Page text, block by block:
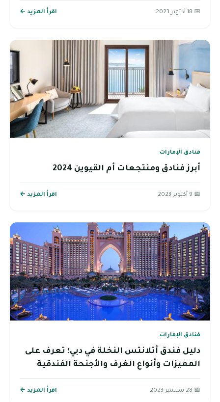
📅 18 أكتوبر 2023 اقرأ المزيد ←
فنادق الإمارات
أبرز فنادق ومنتجعات أم القيوين 2024
📅 9 أكتوبر 2023 اقرأ المزيد ←
فنادق الإمارات
دليل فندق أتلانتس النخلة في دبي؛ تعرف على
المميزات وأنواع الغرف والأجنحة الفندقية
📅 28 سبتمبر 2023 اقرأ المزيد ←